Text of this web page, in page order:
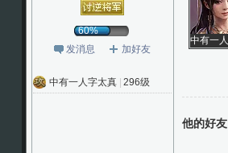
60%
发消息
加好友
中有一人字太真 296级
中有一人
他的好友